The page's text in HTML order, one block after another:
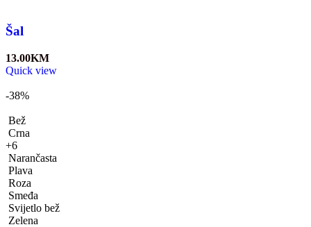
Šal
13.00KM
Quick view
-38%
Bež
Crna
+6
Narančasta
Plava
Roza
Smeđa
Svijetlo bež
Zelena